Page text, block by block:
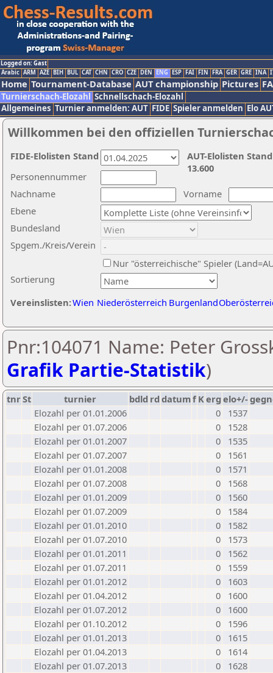
Logged on: Gast
Arabic ARM AZE BIH BUL CAT CHN CRO CZE DEN ENG ESP FAI FIN FRA GER GRE INA
Home Tournament-Database AUT championship Pictures
Turnierschach-Elozahl Schnellschach-Elozahl
Allgemeines Turnier anmelden: AUT FIDE Spieler anmelden Elo
Willkommen bei den offiziellen
Nachname
Vorname
Ebene
Sortierung
Personennummer
Bundesland
Spgem./Kreis/Verein
Nur "österreichische" Spieler
Vereinslisten:Wien Niederösterreich Burgenland
AUT-Elolisten
13.600
FIDE-Elolisten Stand
Pnr:104071 Name: Peter
Grafik Partie-Statistik)
tnrSt turnier bdld rd datumf Kerg elo+/-
Elozahl per 01.01.2006
0
1537
Elozahl per 01.07.2006
0
1528
Elozahl per 01.01.2007
0
1535
Elozahl per 01.07.2007
0
1561
Elozahl per 01.01.2008
0
1571
Elozahl per 01.07.2008
0
1568
Elozahl per 01.01.2009
0
1560
Elozahl per 01.07.2009
0
1584
Elozahl per 01.01.2010
0
1582
Elozahl per 01.07.2010
0
1573
Elozahl per 01.01.2011
0
1562
Elozahl per 01.07.2011
0
1559
Elozahl per 01.01.2012
0
1603
Elozahl per 01.04.2012
0
1600
Elozahl per 01.07.2012
0
1600
Elozahl per 01.10.2012
0
1596
Elozahl per 01.01.2013
0
1615
Elozahl per 01.04.2013
0
1614
Elozahl per 01.07.2013
0
1628